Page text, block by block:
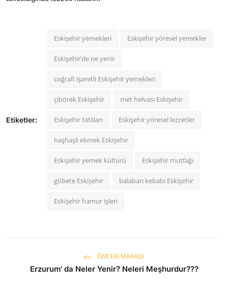
Etiketler:
Eskişehir yemekleri Eskişehir yöresel yemekler
Eskişehir’de ne yenir
coğrafi işaretli Eskişehir yemekleri
çibörek Eskişehir met helvası Eskişehir
Eskişehir tatlıları Eskişehir yöresel lezzetler
haşhaşlı ekmek Eskişehir
Eskişehir yemek kültürü Eskişehir mutfağı
göbete Eskişehir balaban kebabı Eskişehir
Eskişehir hamur işleri
ÖNCEKI MAKALE
Erzurum' da Neler Yenir? Neleri Meşhurdur???